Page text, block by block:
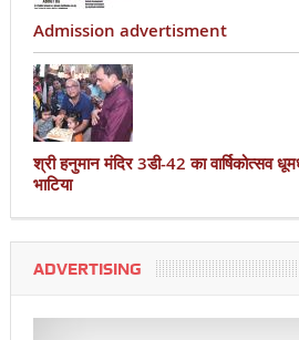
Admission advertisment
श्री हनुमान मंदिर 3डी-42 का वार्षिकोत्सव
भाटिया
ADVERTISING